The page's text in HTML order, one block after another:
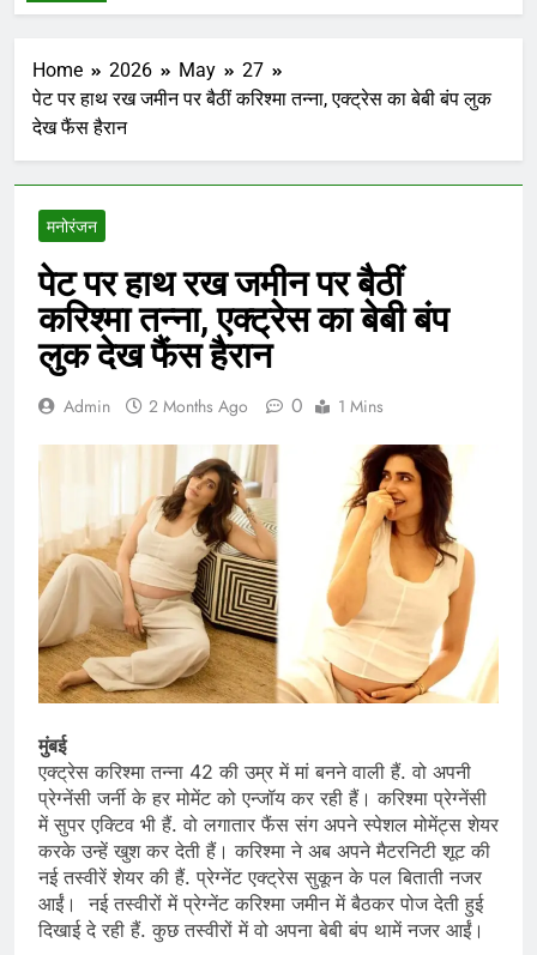
Home 2026 May
27
पेट पर हाथ रख जमीन पर बैठीं करिश्मा तन्ना, एक्ट्रेस का बेबी बंप लुक
देख फैंस हैरान
मनोरंजन
पेट पर हाथ रख जमीन पर बैठीं
करिश्मा तन्ना, एक्ट्रेस का बेबी बंप
लुक देख फैंस हैरान
Admin 2 Months Ago 0 1 Mins
मुंबई
एक्ट्रेस करिश्मा तन्ना 42 की उम्र में मां बनने वाली हैं. वो अपनी
प्रेग्नेंसी जर्नी के हर मोमेंट को एन्जॉय कर रही हैं। करिश्मा प्रेग्नेंसी
में सुपर एक्टिव भी हैं. वो लगातार फैंस संग अपने स्पेशल मोमेंट्स शेयर
करके उन्हें खुश कर देती हैं। करिश्मा ने अब अपने मैटरनिटी शूट की
नई तस्वीरें शेयर की हैं. प्रेग्नेंट एक्ट्रेस सुकून के पल बिताती नजर
आईं। नई तस्वीरों में प्रेग्नेंट करिश्मा जमीन में बैठकर पोज देती हुई
दिखाई दे रही हैं. कुछ तस्वीरों में वो अपना बेबी बंप थामें नजर आईं।